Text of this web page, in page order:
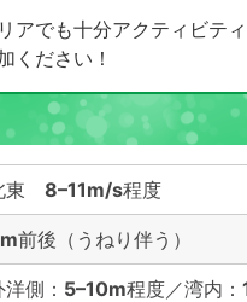
アでも十分アクティビテ
ください！
東 8–11m/s程度
前後（うねり伴う）
側： 5–10m程度／湾内：